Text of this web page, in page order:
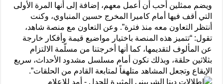
ويضم ممثلين أحب أن أعمل معهم، إضافة إلى أنها المرة الأولى
التي أقف فيها أمام كاميرا المخرج حسين المنباوي، وكنت
أنتظر التعاون معه منذ فترة”. وعن التعاون مع منصة شاهد،
تقول: “تتميز هذه المنصة باختيار مواضيع قيمة وأفكار خارجة
عن المألوف لتقديمها، كما أنها أخرجتنا من مسلّمة الالتزام
بثلاثين حلقة، وبذلك نكون أمام مسلسل مشدود الأحداث، سريع
الإيقاع وتجعل المشاهد متلهفاً لمتابعة القادم من الحلقات”.